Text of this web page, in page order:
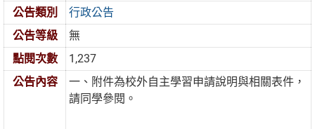
公告類別
行政公告
公告等級
無
點閱次數
1,237
公告內容
一、附件為校外自主學習申請說明與相關表件，
請同學參閱。